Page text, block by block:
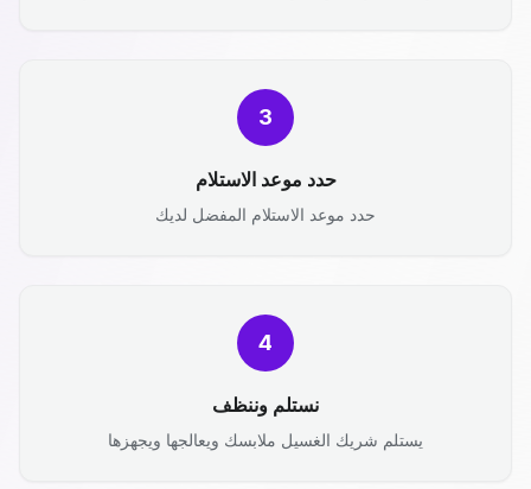
3
حدد موعد الاستلام
حدد موعد الاستلام المفضل لديك
4
نستلم وننظف
يستلم شريك الغسيل ملابسك ويعالجها ويجهزها